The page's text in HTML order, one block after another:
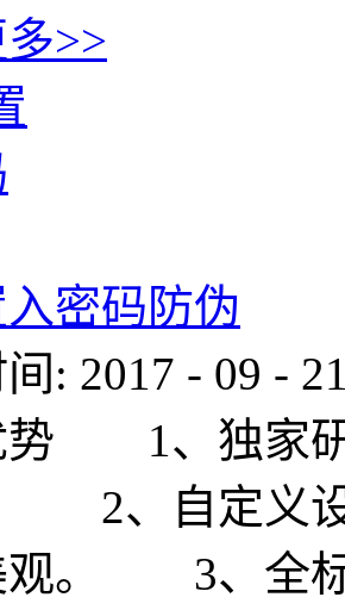
>>
密码防伪
: 2017 - 09 -
势 1、独家研
2、自定义设
观。 3、全标